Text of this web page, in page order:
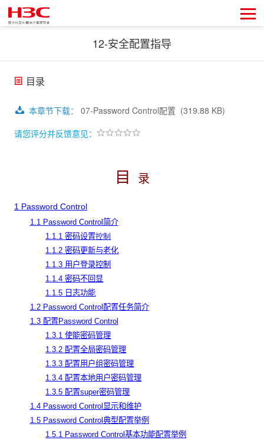
12-安全配置指导
目录
本章节下载： 07-Password Control配置 (319.88 KB)
请您评分并反馈意见：
目 录
1 Password Control
1.1 Password Control简介
1.1.1 密码设置控制
1.1.2 密码更新与老化
1.1.3 用户登录控制
1.1.4 密码不回显
1.1.5 日志功能
1.2 Password Control配置任务简介
1.3 配置Password Control
1.3.1 使能密码管理
1.3.2 配置全局密码管理
1.3.3 配置用户组密码管理
1.3.4 配置本地用户密码管理
1.3.5 配置super密码管理
1.4 Password Control显示和维护
1.5 Password Control典型配置举例
1.5.1 Password Control基本功能配置举例